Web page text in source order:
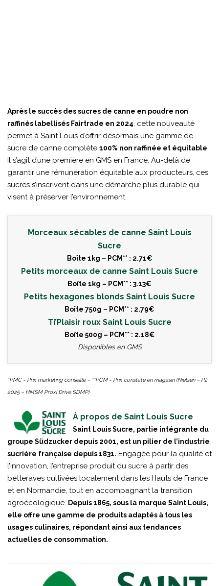
Après le succès des sucres de canne en poudre non
raffinés labellisés Fairtrade en 2024, cette nouveauté
permet à Saint Louis d’offrir désormais une gamme de
sucre de canne complète 100% non raffinée et équitable.
Il s’agit d’une première en GMS en France. Au-delà de
garantir une rémunération équitable aux producteurs, ces
sucres s’inscrivent dans une démarche plus durable qui
visent à préserver l’environnement.
Morceaux sécables de canne Saint Louis
Sucre
Boîte 1kg – PCM** : 2.71€
Petits morceaux de canne Saint Louis Sucre
Boîte 1kg – PCM** : 3.13€
Petits hexagones blonds Saint Louis Sucre
Boîte 750g – PCM** : 2.79€
Ti’Plaisir roux Saint Louis Sucre
Boîte 500g – PCM** : 2.18€
Disponibles en GMS
*PMC = Prix marketing conseillé – **PCM = Prix constaté en magasin (Nielsen – P2
2025 – HMSM Proxi Drive SDMP)
À propos de Saint Louis Sucre
Saint Louis Sucre, partie intégrante du
groupe Südzucker depuis 2001, est un pilier de l’industrie
sucrière française depuis 1831. Engagée pour la qualité et
l’innovation, l’entreprise produit du sucre à partir des
betteraves cultivées localement dans les Hauts de France
et en Normandie, tout en accompagnant la transition
agroécologique. Depuis 1865, sous la marque Saint Louis,
elle offre une gamme de produits adaptés à tous les
usages culinaires, répondant ainsi aux tendances
actuelles de consommation.